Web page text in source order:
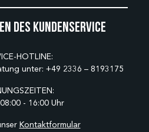
des Kundenservice
HOTLINE:
unter: +49 2336 – 8193175
- 16:00 Uhr
Kontaktformular